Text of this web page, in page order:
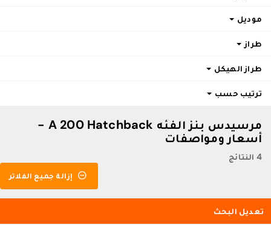
موديل
طراز
طراز الهيكل
ترتيب حسب
مرسيدس بنز الفئه A 200 Hatchback -
أسعار ومواصفات
4 النتائج
إزالة جميع الفلاتر
تعديل البحث